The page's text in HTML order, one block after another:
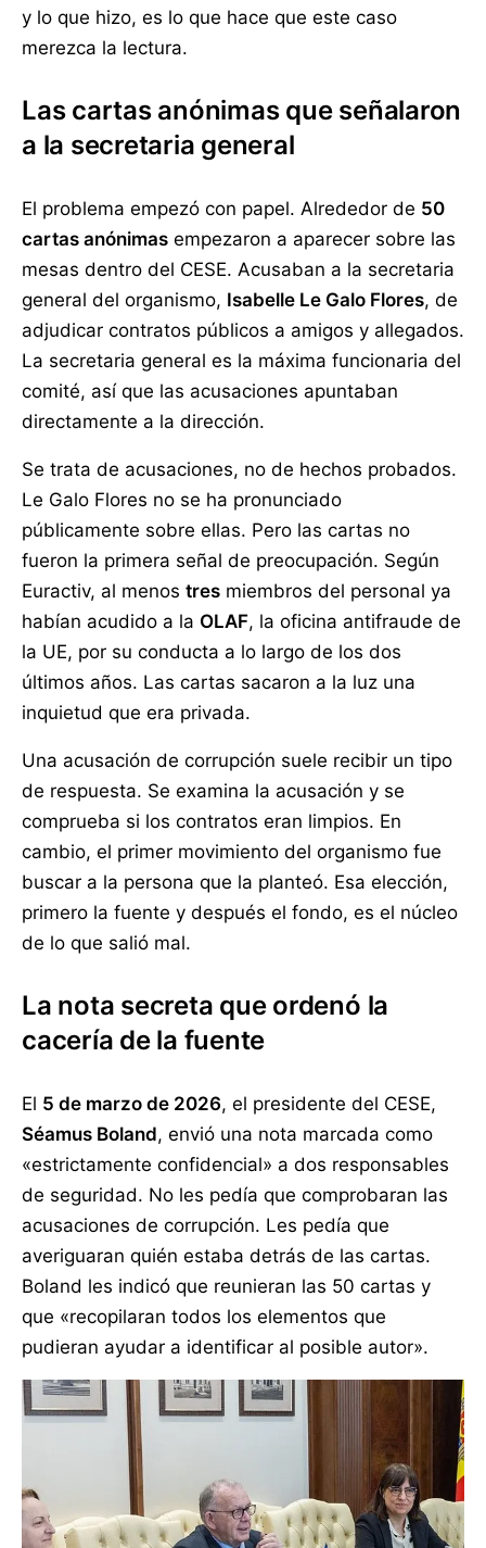
y lo que hizo, es lo que hace que este caso
merezca la lectura.
Las cartas anónimas que señalaron
a la secretaria general
El problema empezó con papel. Alrededor de 50
cartas anónimas empezaron a aparecer sobre las
mesas dentro del CESE. Acusaban a la secretaria
general del organismo, Isabelle Le Galo Flores, de
adjudicar contratos públicos a amigos y allegados.
La secretaria general es la máxima funcionaria del
comité, así que las acusaciones apuntaban
directamente a la dirección.
Se trata de acusaciones, no de hechos probados.
Le Galo Flores no se ha pronunciado
públicamente sobre ellas. Pero las cartas no
fueron la primera señal de preocupación. Según
Euractiv, al menos tres miembros del personal ya
habían acudido a la OLAF, la oficina antifraude de
la UE, por su conducta a lo largo de los dos
últimos años. Las cartas sacaron a la luz una
inquietud que era privada.
Una acusación de corrupción suele recibir un tipo
de respuesta. Se examina la acusación y se
comprueba si los contratos eran limpios. En
cambio, el primer movimiento del organismo fue
buscar a la persona que la planteó. Esa elección,
primero la fuente y después el fondo, es el núcleo
de lo que salió mal.
La nota secreta que ordenó la
cacería de la fuente
El 5 de marzo de 2026, el presidente del CESE,
Séamus Boland, envió una nota marcada como
«estrictamente confidencial» a dos responsables
de seguridad. No les pedía que comprobaran las
acusaciones de corrupción. Les pedía que
averiguaran quién estaba detrás de las cartas.
Boland les indicó que reunieran las 50 cartas y
que «recopilaran todos los elementos que
pudieran ayudar a identificar al posible autor».